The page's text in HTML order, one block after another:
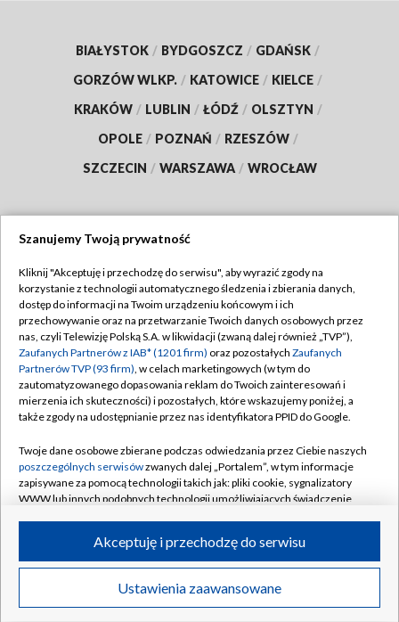
BIAŁYSTOK / BYDGOSZCZ / GDAŃSK /
GORZÓW WLKP. / KATOWICE / KIELCE /
KRAKÓW / LUBLIN / ŁÓDŹ / OLSZTYN /
OPOLE / POZNAŃ / RZESZÓW /
SZCZECIN / WARSZAWA / WROCŁAW
TVP
Abonament TVP
Emisja w TVP
Centrum informacji TVP
Naziemna Telewizja Cyfrowa
Rada Programowa
System NOS
Informacje o nadawcy
Program dla prasy
Ogłoszenie przetargowe
Regulamin TVP
Polityka prywatności
Moje zgody
Pomoc
Kontakt
Kanały
©2026 Telewizja Polska S.A. w likwidacji
Szanujemy Twoją prywatność
Kliknij "Akceptuję i przechodzę do serwisu", aby wyrazić zgody na
korzystanie z technologii automatycznego śledzenia i zbierania danych,
dostęp do informacji na Twoim urządzeniu końcowym i ich
przechowywanie oraz na przetwarzanie Twoich danych osobowych przez
nas, czyli Telewizję Polską S.A. w likwidacji (zwaną dalej również „TVP”),
Zaufanych Partnerów z IAB* (1201 firm) oraz pozostałych Zaufanych
Partnerów TVP (93 firm), w celach marketingowych (w tym do
zautomatyzowanego dopasowania reklam do Twoich zainteresowań i
mierzenia ich skuteczności) i pozostałych, które wskazujemy poniżej, a
także zgody na udostępnianie przez nas identyfikatora PPID do Google.
Twoje dane osobowe zbierane podczas odwiedzania przez Ciebie naszych
poszczególnych serwisówzwanych dalej „Portalem”, w tym informacje
zapisywane za pomocą technologii takich jak: pliki cookie, sygnalizatory
WWW lub innych podobnych technologii umożliwiających świadczenie
ruchu w Internecie.
Twoje dane osobowe zbierane podczas odwiedzania przez Ciebie
poszczególnych serwisówna Portalu, takie jak adresy IP, identyfikatory
Ustawienia zaawansowane
Akceptuję i przechodzę do serwisu